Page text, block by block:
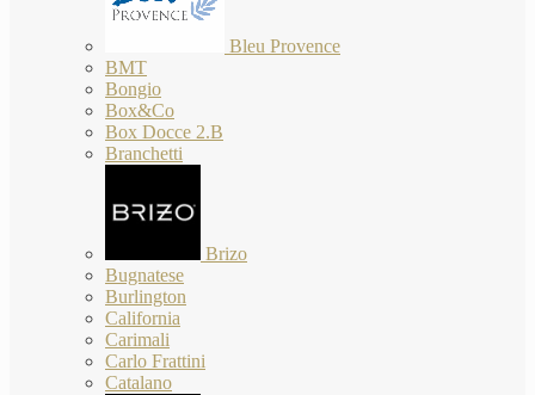
Bleu Provence
BMT
Bongio
Box&Co
Box Docce 2.B
Branchetti
Brizo
Bugnatese
Burlington
California
Carimali
Carlo Frattini
Catalano